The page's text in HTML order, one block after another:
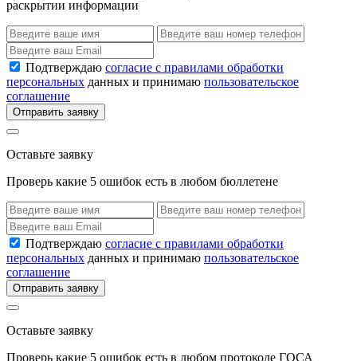
раскрытии информации
Подтверждаю согласие с правилами обработки
персональных данных и принимаю пользовательское
соглашение
Отправить заявку
Оставьте заявку
Проверь какие 5 ошибок есть в любом бюллетене
Подтверждаю согласие с правилами обработки
персональных данных и принимаю пользовательское
соглашение
Отправить заявку
Оставьте заявку
Проверь какие 5 ошибок есть в любом протоколе ГОСА